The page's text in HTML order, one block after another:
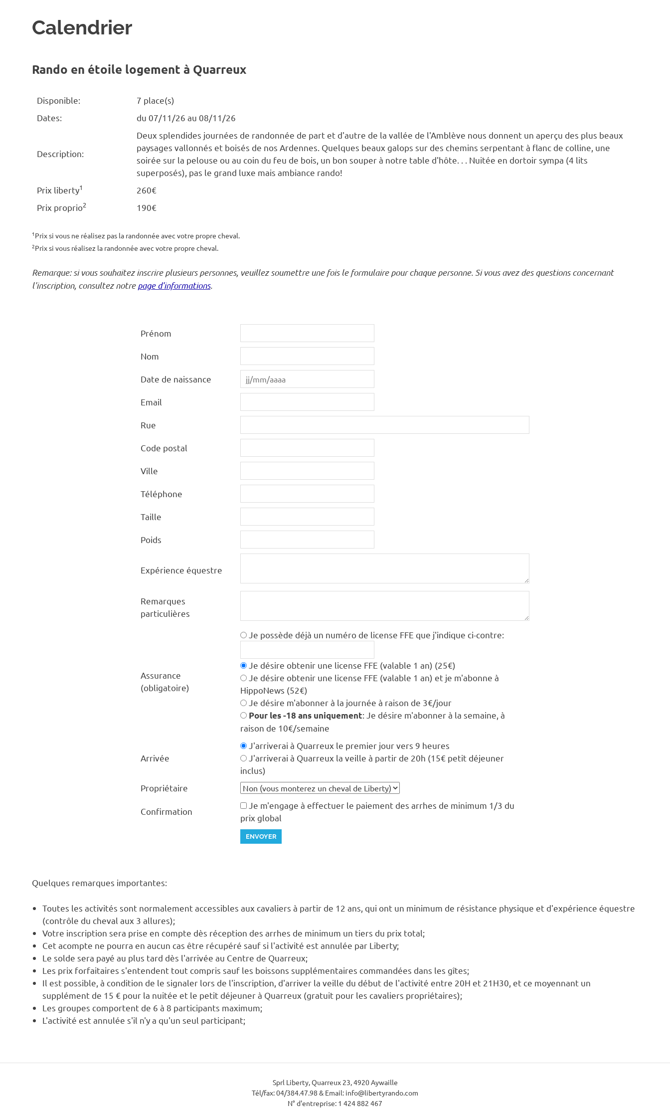
Calendrier
Rando en étoile logement à Quarreux
Disponible:
7 place(s)
Dates:
du 07/11/26 au 08/11/26
Description:
Deux splendides journées de randonnée de part et d'autre de la vallée de l'Amblève nous donnent un aperçu des plus beaux
paysages vallonnés et boisés de nos Ardennes. Quelques beaux galops sur des chemins serpentant à flanc de colline, une
soirée sur la pelouse ou au coin du feu de bois, un bon souper à notre table d'hôte. . . Nuitée en dortoir sympa (4 lits
superposés), pas le grand luxe mais ambiance rando!
Prix liberty1
260€
Prix proprio2 190€
1 Prix si vous ne réalisez pas la randonnée avec votre propre cheval.
2Prix si vous réalisez la randonnée avec votre propre cheval.
Remarque: si vous souhaitez inscrire plusieurs personnes, veuillez soumettre une fois le formulaire pour chaque personne. Si vous avez des questions concernant
l'inscription, consultez notrepage d'informations.
Prénom
Nom
Date de naissance
Email
Rue
Code postal
Ville
Téléphone
Taille
Poids
Expérience équestre
Remarques
particulières
Assurance
(obligatoire)
Je possède déjà un numéro de license FFE que j'indique ci-contre:
Je désire obtenir une license FFE (valable 1 an) (25€)
Je désire obtenir une license FFE (valable 1 an) et je m'abonne à
HippoNews (52€)
Je désire m'abonner à la journée à raison de 3€/jour
Pour les -18 ans uniquement: Je désire m'abonner à la semaine, à
raison de 10€/semaine
Arrivée
J'arriverai à Quarreux le premier jour vers 9 heures
J'arriverai à Quarreux la veille à partir de 20h (15€ petit déjeuner
inclus)
Propriétaire
Confirmation
Je m'engage à effectuer le paiement des arrhes de minimum 1/3 du
prix global
ENVOYER
Quelques remarques importantes:
Toutes les activités sont normalement accessibles aux cavaliers à partir de 12 ans, qui ont un minimum de résistance physique et d'expérience équestre
(contrôle du cheval aux 3 allures);
Votre inscription sera prise en compte dès réception des arrhes de minimum un tiers du prix total;
Cet acompte ne pourra en aucun cas être récupéré sauf si l'activité est annulée par Liberty;
Le solde sera payé au plus tard dès l'arrivée au Centre de Quarreux;
Les prix forfaitaires s'entendent tout compris sauf les boissons supplémentaires commandées dans les gîtes;
Il est possible, à condition de le signaler lors de l'inscription, d'arriver la veille du début de l'activité entre 20H et 21H30, et ce moyennant un
supplément de 15 € pour la nuitée et le petit déjeuner à Quarreux (gratuit pour les cavaliers propriétaires);
Les groupes comportent de 6 à 8 participants maximum;
L'activité est annulée s'il n'y a qu'un seul participant;
Sprl Liberty, Quarreux 23, 4920 Aywaille
Tél/fax: 04/384.47.98 & Email: info@libertyrando.com
N° d'entreprise: 1 424 882 467